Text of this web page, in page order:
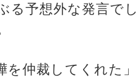
る予想外な発言で
を仲裁してくれ